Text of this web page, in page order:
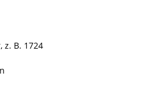
z. B. 1724